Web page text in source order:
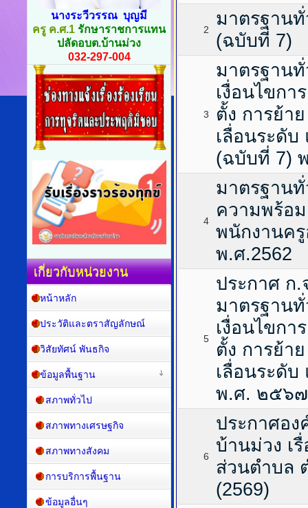
2
มาตรฐานทั่
(ฉบับที่ 7)
3
มาตรฐาน
เงื่อนไขกา
ตั้ง การย้า
เลื่อนระดับ
(ฉบับที่ 7)
4
มาตรฐานทั่
ความพร้อ
พนักงานค
พ.ศ.2562
5
ประกาศ ก.
มาตรฐาน
เงื่อนไขกา
ตั้ง การย้า
เลื่อนระดับ
พ.ศ. ๒๕๖๗
6
ประกาศอ
บ้านม่วง เ
ส่วนตำบล
(2569)
นางระวีวรรณ บุญมี
ครู ค.ศ.1 รักษาราชการแทน
ปลัดอบต.บ้านม่วง
032-297-004
เกี่ยวกับหน่วยงาน
หน้าหลัก
ประวัติและตราสัญลักษณ์
วิสัยทัศน์ พันธกิจ
ข้อมูลพื้นฐาน
สภาพทั่วไป
สภาพทางเศรษฐกิจ
สภาพทางสังคม
การบริการพื้นฐาน
ข้อมูลอื่นๆ